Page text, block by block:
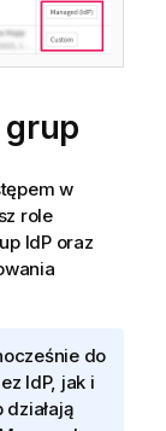
grup
w
role
IdP oraz
do
IdP, jak i